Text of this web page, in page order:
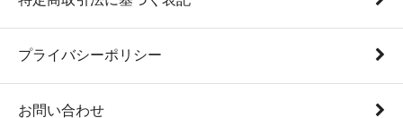
プライバシーポリシー
お問い合わせ